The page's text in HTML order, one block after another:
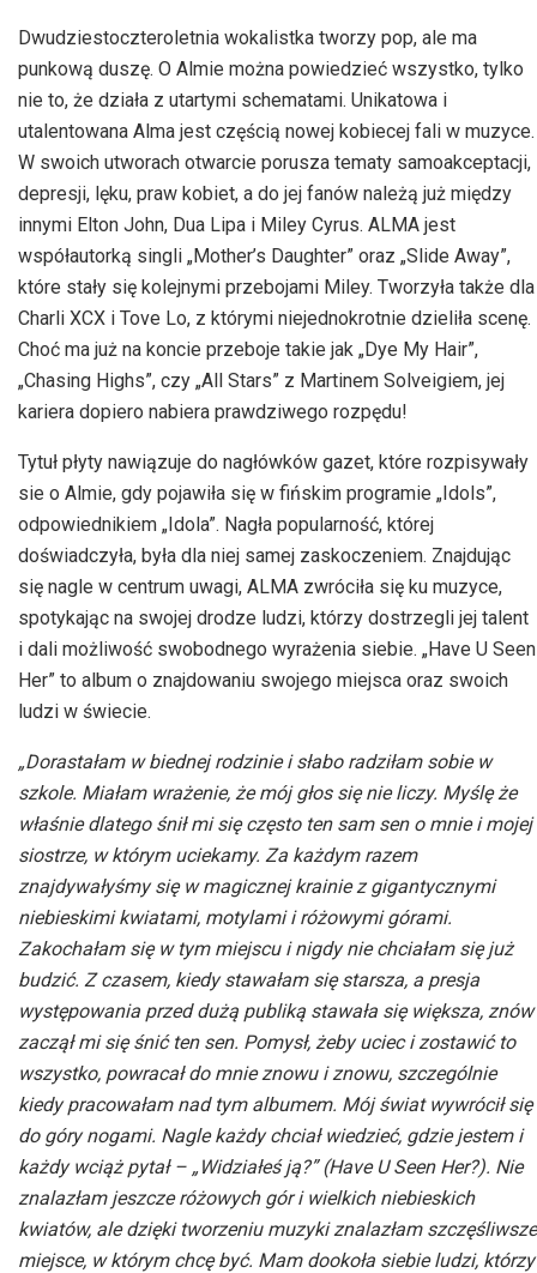
Dwudziestoczteroletnia wokalistka tworzy pop, ale ma
punkową duszę. O Almie można powiedzieć wszystko, tylko
nie to, że działa z utartymi schematami. Unikatowa i
utalentowana Alma jest częścią nowej kobiecej fali w muzyce.
W swoich utworach otwarcie porusza tematy samoakceptacji,
depresji, lęku, praw kobiet, a do jej fanów należą już między
innymi Elton John, Dua Lipa i Miley Cyrus. ALMA jest
współautorką singli „Mother’s Daughter” oraz „Slide Away”,
które stały się kolejnymi przebojami Miley. Tworzyła także dla
Charli XCX i Tove Lo, z którymi niejednokrotnie dzieliła scenę.
Choć ma już na koncie przeboje takie jak „Dye My Hair”,
„Chasing Highs”, czy „All Stars” z Martinem Solveigiem, jej
kariera dopiero nabiera prawdziwego rozpędu!
Tytuł płyty nawiązuje do nagłówków gazet, które rozpisywały
sie o Almie, gdy pojawiła się w fińskim programie „Idols”,
odpowiednikiem „Idola”. Nagła popularność, której
doświadczyła, była dla niej samej zaskoczeniem. Znajdując
się nagle w centrum uwagi, ALMA zwróciła się ku muzyce,
spotykając na swojej drodze ludzi, którzy dostrzegli jej talent
i dali możliwość swobodnego wyrażenia siebie. „Have U Seen
Her” to album o znajdowaniu swojego miejsca oraz swoich
ludzi w świecie.
„Dorastałam w biednej rodzinie i słabo radziłam sobie w
szkole. Miałam wrażenie, że mój głos się nie liczy. Myślę że
właśnie dlatego śnił mi się często ten sam sen o mnie i mojej
siostrze, w którym uciekamy. Za każdym razem
znajdywałyśmy się w magicznej krainie z gigantycznymi
niebieskimi kwiatami, motylami i różowymi górami.
Zakochałam się w tym miejscu i nigdy nie chciałam się już
budzić. Z czasem, kiedy stawałam się starsza, a presja
występowania przed dużą publiką stawała się większa, znów
zaczął mi się śnić ten sen. Pomysł, żeby uciec i zostawić to
wszystko, powracał do mnie znowu i znowu, szczególnie
kiedy pracowałam nad tym albumem. Mój świat wywrócił się
do góry nogami. Nagle każdy chciał wiedzieć, gdzie jestem i
każdy wciąż pytał – „Widziałeś ją?” (Have U Seen Her?). Nie
znalazłam jeszcze różowych gór i wielkich niebieskich
kwiatów, ale dzięki tworzeniu muzyki znalazłam szczęśliwsze
miejsce, w którym chcę być. Mam dookoła siebie ludzi, którzy